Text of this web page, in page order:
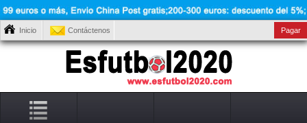
Inicio Contáctenos Pagar